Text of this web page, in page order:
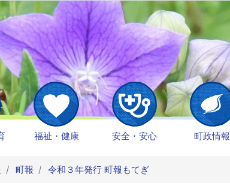
福祉・健康 安全・安心 町政情報
町報 令和３年発行 町報もてぎ